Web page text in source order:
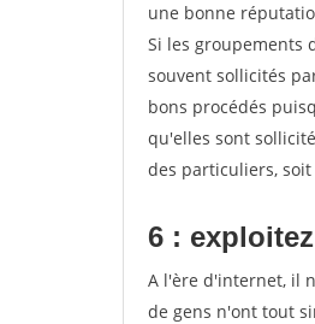
une bonne
Si les groupements
souvent sollicités
bons procédés
qu'elles sont
des particuliers,
6 :
A l'ère d'internet, il
de gens n'ont tout